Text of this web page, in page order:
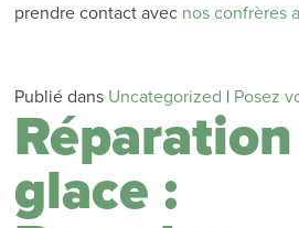
prendre contact avec nos confrères
Publié dans Uncategorized | Posez
glace :